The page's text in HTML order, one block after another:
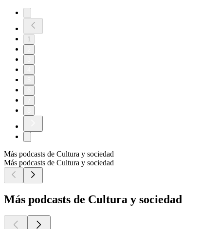
1
Más podcasts de Cultura y sociedad
Más podcasts de Cultura y sociedad
Más podcasts de Cultura y sociedad